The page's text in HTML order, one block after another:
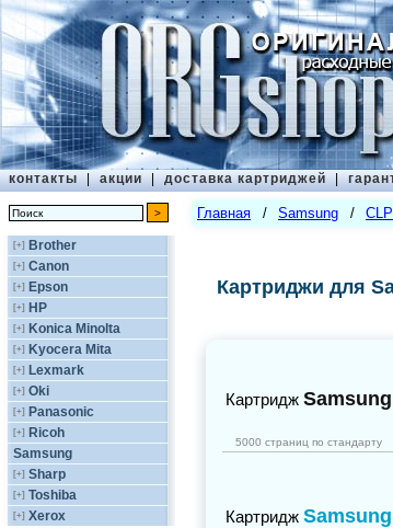
контакты | акции | доставка картриджей |
[+] Brother
[+] Canon
[+] Epson
[+] HP
[+] Konica Minolta
[+] Kyocera Mita
[+] Lexmark
[+] Oki
[+] Panasonic
[+] Ricoh
Samsung
[+] Sharp
[+] Toshiba
[+] Xerox
Главная / Samsung / CLP
Картриджи для
Картридж Samsung
5000 страниц по стандарту
Картридж Samsung